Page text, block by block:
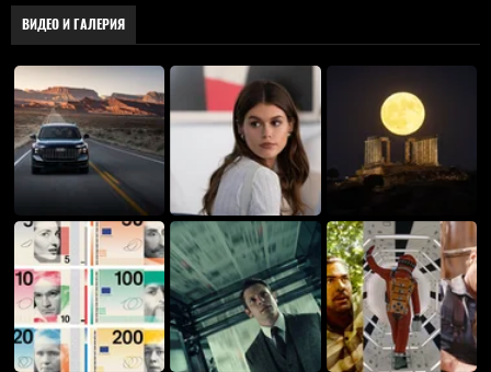
ВИДЕО И ГАЛЕРИЯ